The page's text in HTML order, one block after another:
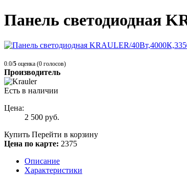
Панель светодиодная
0.0/5 оценка (0 голосов)
Производитель
Есть в наличии
Цена:
2 500 руб.
Купить Перейти в корзину
Цена по карте: 2375
Описание
Характеристики